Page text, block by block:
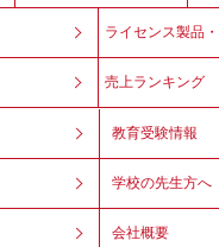
ライセンス製品
売上ランキング
教育受験情報
学校の先生方へ
会社概要